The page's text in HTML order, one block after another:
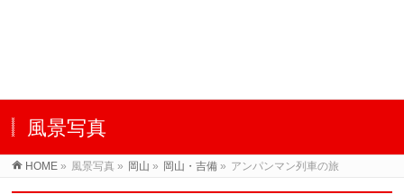
風景写真
HOME » 風景写真 » 岡山 » 岡山・吉備 » アンパンマン列車の旅